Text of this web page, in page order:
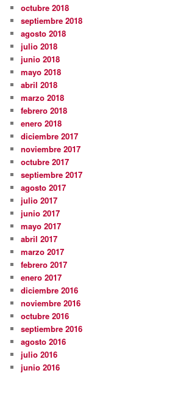
octubre 2018
septiembre 2018
agosto 2018
julio 2018
junio 2018
mayo 2018
abril 2018
marzo 2018
febrero 2018
enero 2018
diciembre 2017
noviembre 2017
octubre 2017
septiembre 2017
agosto 2017
julio 2017
junio 2017
mayo 2017
abril 2017
marzo 2017
febrero 2017
enero 2017
diciembre 2016
noviembre 2016
octubre 2016
septiembre 2016
agosto 2016
julio 2016
junio 2016